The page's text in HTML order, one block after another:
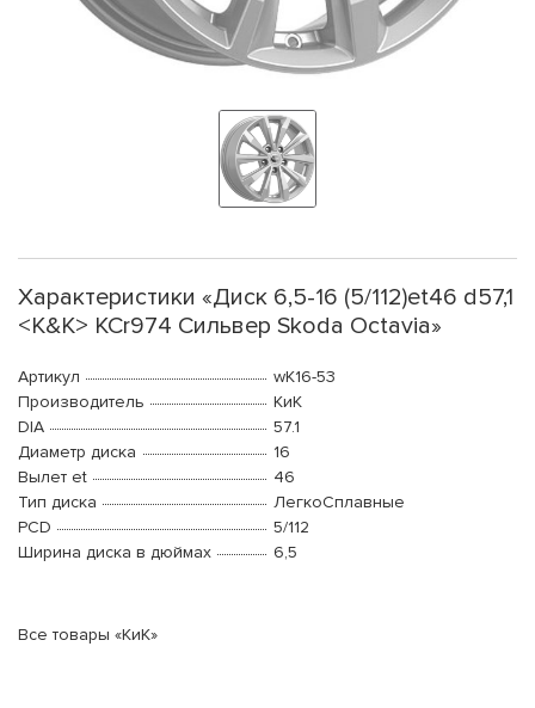
Характеристики «Диск 6,5-16 (5/112)et46 d57,1
<K&K> КСr974 Сильвер Skoda Octavia»
Артикул
wK16-53
Производитель
КиК
DIA
57.1
Диаметр диска
16
Вылет et
46
Тип диска
ЛегкоСплавные
PCD
5/112
Ширина диска в дюймах
6,5
Все товары «КиК»